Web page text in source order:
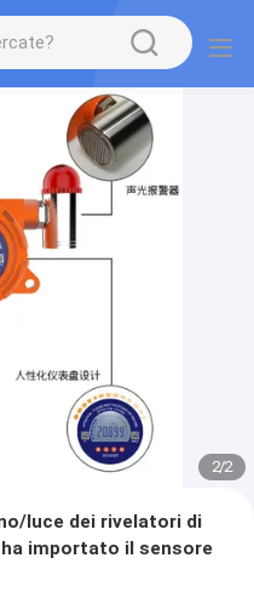
2/2
luce dei rivelatori di
importato il sensore